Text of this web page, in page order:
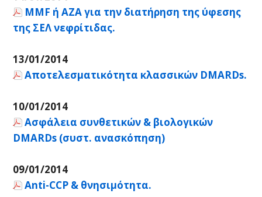
MMF ή AZA για την διατήρηση της ύφεσης
της ΣΕΛ νεφρίτιδας.
13/01/2014
Αποτελεσματικότητα κλασσικών DMARDs.
10/01/2014
Ασφάλεια συνθετικών & βιολογικών
DMARDs (συστ. ανασκόπηση)
09/01/2014
Anti-CCP & θνησιμότητα.